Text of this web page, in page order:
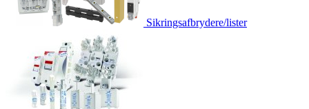
Sikringsafbrydere/lister